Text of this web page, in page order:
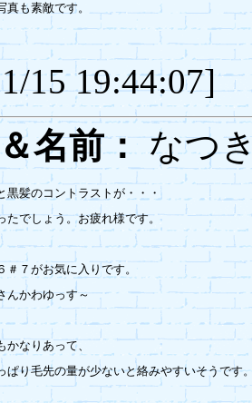
真も素敵です。
15 19:44:07]
名前：な
黒髪のコントラストが・・・
たでしょう。お疲れ様です。
７がお気に入りです。
んかわゆっす～
なりあって、
ぱり毛先の量が少ないと絡みやすいそうです